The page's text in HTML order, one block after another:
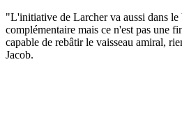
"L'initiative de Larcher va aussi dans le
complémentaire mais ce n'est pas une
capable de rebâtir le vaisseau amiral,
Jacob.